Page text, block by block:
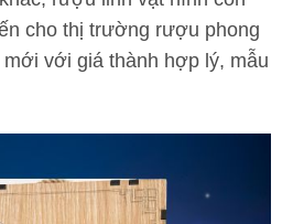
cho thị trường rượu phong
với giá thành hợp lý, mẫu